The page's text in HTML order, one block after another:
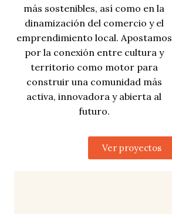
más sostenibles, así como en la
dinamización del comercio y el
emprendimiento local. Apostamos
por la conexión entre cultura y
territorio como motor para
construir una comunidad más
activa, innovadora y abierta al
futuro.
Ver proyectos